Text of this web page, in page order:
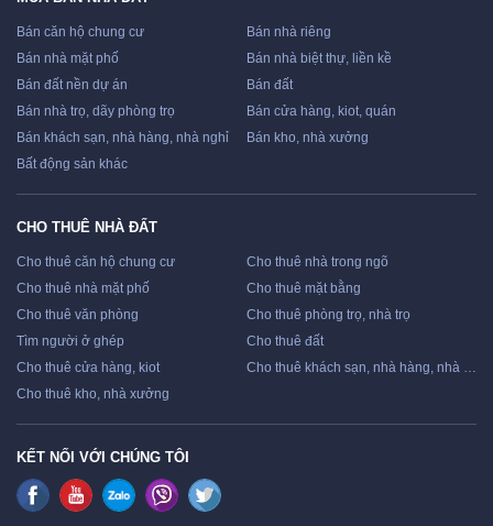
Bán căn hộ chung cư
Bán nhà riêng
Bán nhà mặt phố
Bán nhà biệt thự, liền kề
Bán đất nền dự án
Bán đất
Bán nhà trọ, dãy phòng trọ
Bán cửa hàng, kiot, quán
Bán khách sạn, nhà hàng, nhà nghỉ
Bán kho, nhà xưởng
Bất động sản khác
CHO THUÊ NHÀ ĐẤT
Cho thuê căn hộ chung cư
Cho thuê nhà trong ngõ
Cho thuê nhà mặt phố
Cho thuê mặt bằng
Cho thuê văn phòng
Cho thuê phòng trọ, nhà trọ
Tìm người ở ghép
Cho thuê đất
Cho thuê cửa hàng, kiot
Cho thuê khách sạn, nhà hàng, nhà nghỉ
Cho thuê kho, nhà xưởng
KẾT NỐI VỚI CHÚNG TÔI